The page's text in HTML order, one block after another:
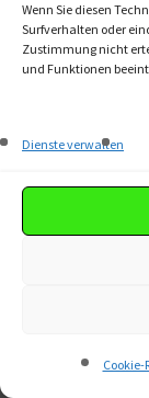
Wenn Sie diesen
Surfverhalten oder
Zustimmung nicht
und Funktionen
Dienste verwalten
deine